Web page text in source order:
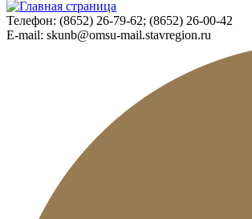
Телефон: (8652) 26-79-62; (8652) 26-00-42
E-mail: skunb@omsu-mail.stavregion.ru